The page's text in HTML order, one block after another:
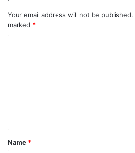
Your email address will not be published.
marked *
t
*
Name *